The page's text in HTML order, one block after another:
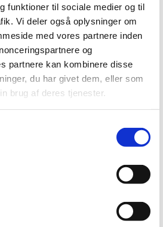
funktioner til sociale medier og til
Vi deler også oplysninger om
med vores partnere inden
og
partnere kan kombinere disse
du har givet dem, eller som
brug af deres tjenester.